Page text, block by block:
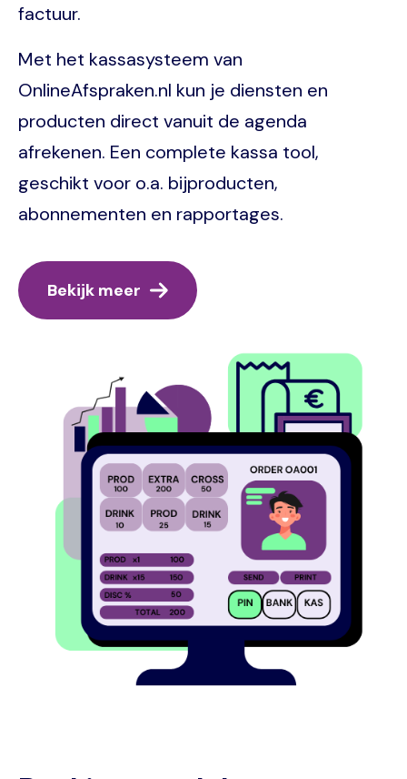
factuur.
Met het kassasysteem van
OnlineAfspraken.nl kun je diensten en
producten direct vanuit de agenda
afrekenen. Een complete kassa tool,
geschikt voor o.a. bijproducten,
abonnementen en rapportages.
Bekijk meer